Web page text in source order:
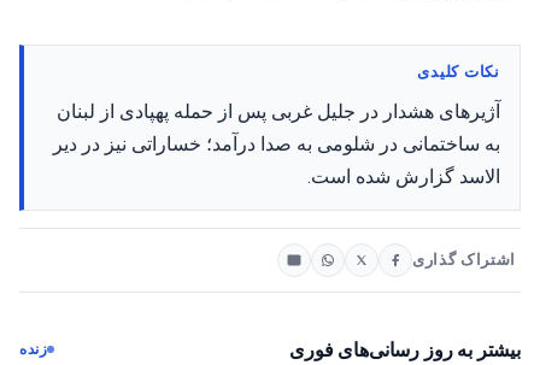
نکات کلیدی
آژیرهای هشدار در جلیل غربی پس از حمله پهپادی از لبنان
به ساختمانی در شلومی به صدا درآمد؛ خساراتی نیز در دیر
الاسد گزارش شده است.
اشتراک گذاری
بیشتر به روز رسانی‌های فوری زنده